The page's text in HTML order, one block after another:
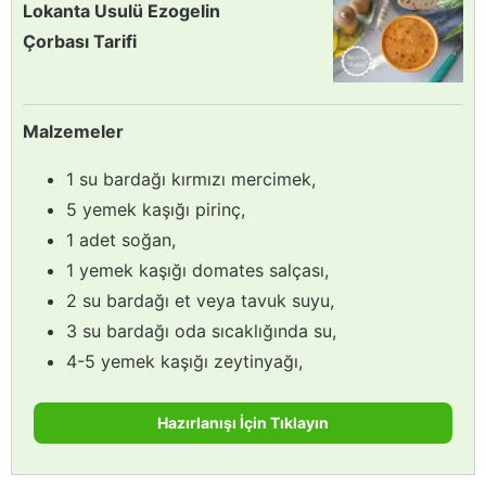
Lokanta Usulü Ezogelin
Çorbası Tarifi
Malzemeler
1 su bardağı kırmızı mercimek,
5 yemek kaşığı pirinç,
1 adet soğan,
1 yemek kaşığı domates salçası,
2 su bardağı et veya tavuk suyu,
3 su bardağı oda sıcaklığında su,
4-5 yemek kaşığı zeytinyağı,
Hazırlanışı İçin Tıklayın